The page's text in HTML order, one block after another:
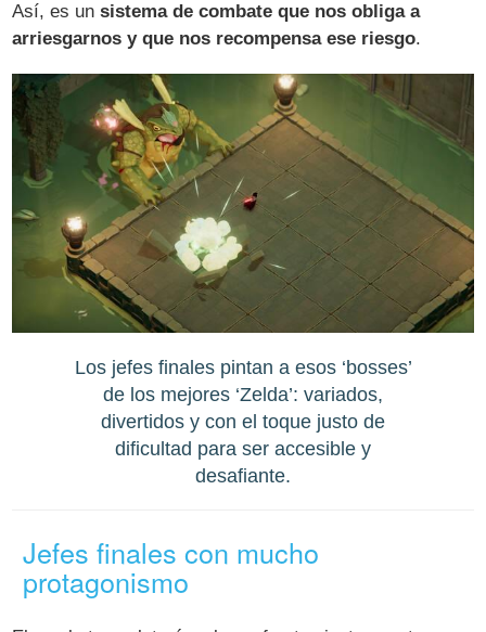
Así, es unsistema de combate que nos obliga a
arriesgarnos y que nos recompensa ese riesgo.
Los jefes finales pintan a esos ‘bosses’
de los mejores ‘Zelda’: variados,
divertidos y con el toque justo de
dificultad para ser accesible y
desafiante.
Jefes finales con mucho
protagonismo